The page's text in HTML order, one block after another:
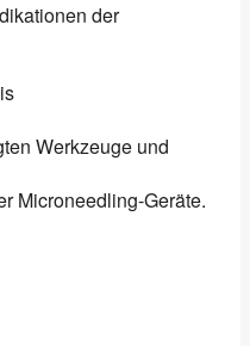
der
Werkzeuge und
Microneedling-Geräte.